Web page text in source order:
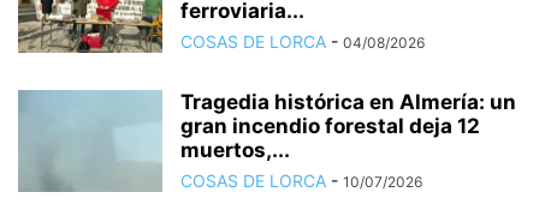
ferroviaria...
COSAS DE LORCA - 04/08/2026
Tragedia histórica en Almería: un
gran incendio forestal deja 12
muertos,...
COSAS DE LORCA - 10/07/2026